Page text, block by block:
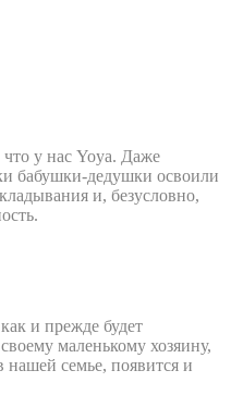
у нас Yoya. Даже
бабушки-дедушки освоили
и, безусловно,
и прежде будет
маленькому хозяину,
нашей семье, появится и